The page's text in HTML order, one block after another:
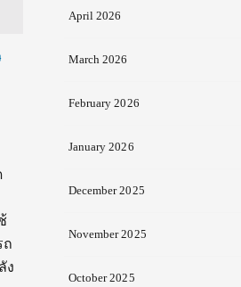
ถ
ง
April 2026
March 2026
February 2026
January 2026
December 2025
November 2025
October 2025